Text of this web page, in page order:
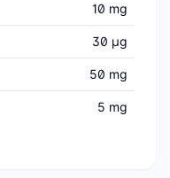
10 mg
30 μg
50 mg
5 mg